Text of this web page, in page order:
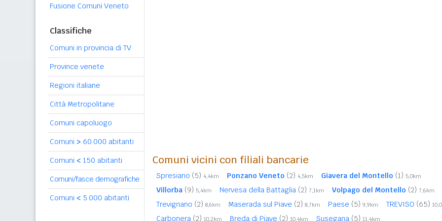
Fusione Comuni Veneto
Classifiche
Comuni in provincia di TV
Province venete
Regioni italiane
Città Metropolitane
Comuni capoluogo
Comuni > 60.000 abitanti
Comuni < 150 abitanti
Comuni/fasce demografiche
Comuni < 5.000 abitanti
Comuni vicini con filiali bancarie
Spresiano (5) 4,4km Ponzano Veneto (2) 4,5km Giavera del Montello (1) 5,0km
Villorba (9) 5,4km Nervesa della Battaglia (2) 7,1km Volpago del Montello (2) 7,6km
Trevignano (2) 8,6km Maserada sul Piave (2) 8,7km Paese (5) 9,9km TREVISO (65)
Carbonera (2) 10,2km Breda di Piave (2) 10,4km Susegana (5) 11,4km